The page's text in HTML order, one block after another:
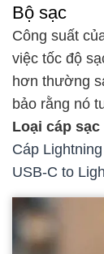
Bộ sạc
Công suất
việc tốc độ
hơn thường
bảo rằng nó
Loại cáp sạc
Cáp Lightning
USB-C to